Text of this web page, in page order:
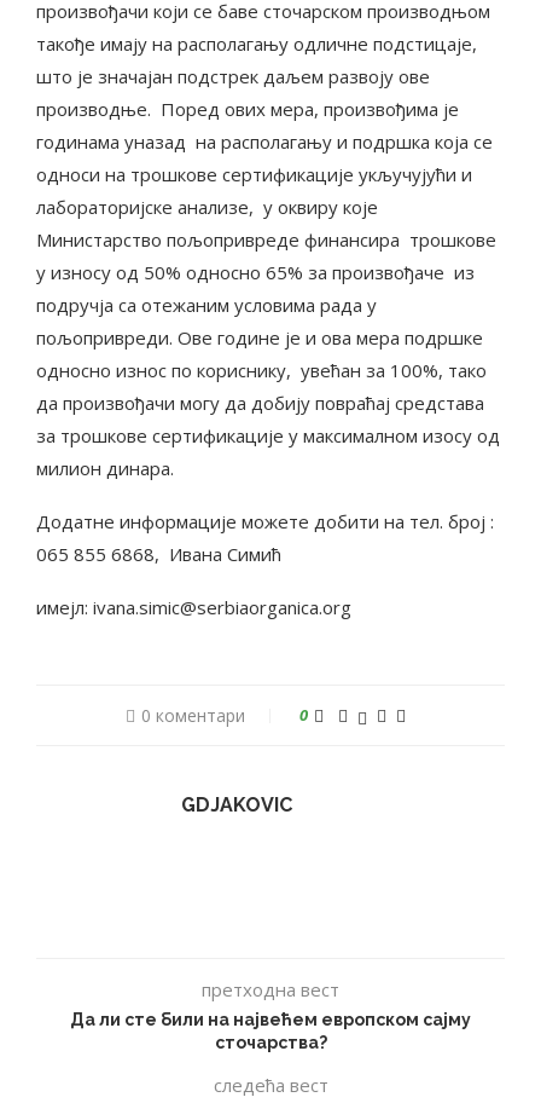
произвођачи који се баве сточарском производњом
такође имају на располагању одличне подстицаје,
што је значајан подстрек даљем развоју ове
производње. Поред ових мера, произвођима је
годинама уназад на располагању и подршка која се
односи на трошкове сертификације укључујући и
лабораторијске анализе, у оквиру које
Министарство пољопривреде финансира трошкове
у износу од 50% односно 65% за произвођаче из
подручја са отежаним условима рада у
пољопривреди. Ове године је и ова мера подршке
односно износ по кориснику, увећан за 100%, тако
да произвођачи могу да добију повраћај средстава
за трошкове сертификације у максималном изосу од
милион динара.
Дoдaтнe инфoрмaциje мoжeтe дoбити нa тел. број :
065 855 6868, Ивaнa Симић
имејл: ivana.simic@serbiaorganica.org
0 коментари 0
GDJAKOVIC
претходна вест
Да ли сте били на наjвећем европском сајму
сточарства?
следећа вест